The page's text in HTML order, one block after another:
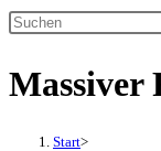
umschalten
Diese
durchsuchen
Massiver
Start>